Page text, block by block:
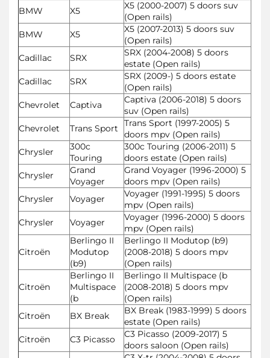
BMW
X5
X5 (2000-2007) 5 doors suv
(Open rails)
BMW
X5
X5 (2007-2013) 5 doors suv
(Open rails)
Cadillac
SRX
SRX (2004-2008) 5 doors
estate (Open rails)
Cadillac
SRX
SRX (2009-) 5 doors estate
(Open rails)
Chevrolet
Captiva
Captiva (2006-2018) 5 doors
suv (Open rails)
Chevrolet
Trans Sport
Trans Sport (1997-2005) 5
doors mpv (Open rails)
Chrysler
300c
Touring
300c Touring (2006-2011) 5
doors estate (Open rails)
Chrysler
Grand
Voyager
Grand Voyager (1996-2000) 5
doors mpv (Open rails)
Chrysler
Voyager
Voyager (1991-1995) 5 doors
mpv (Open rails)
Chrysler
Voyager
Voyager (1996-2000) 5 doors
mpv (Open rails)
Citroën
Berlingo II
Modutop
(b9)
Berlingo II Modutop (b9)
(2008-2018) 5 doors mpv
(Open rails)
Citroën
Berlingo II
Multispace
(b
Berlingo II Multispace (b
(2008-2018) 5 doors mpv
(Open rails)
Citroën
BX Break
BX Break (1983-1999) 5 doors
estate (Open rails)
Citroën
C3 Picasso
C3 Picasso (2009-2017) 5
doors saloon (Open rails)